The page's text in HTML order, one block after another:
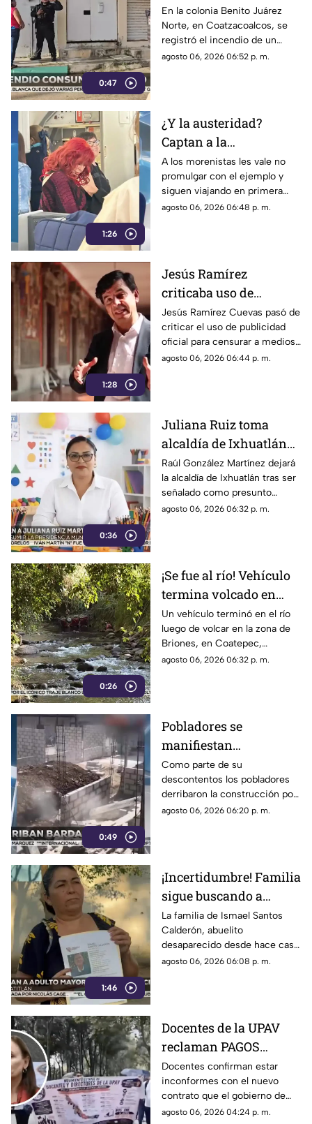
0:47
Coatzacoalcos (+VIDEO)
En la colonia Benito Juárez
Norte, en Coatzacoalcos, se
registró el incendio de un
vehículo, lo que movilizó a
agosto 06, 2026 06:52 p. m.
1:26
¿Y la austeridad?
Captan a la
gobernadora Layda
Sansores viajando en
primera clase a Madrid
A los morenistas les vale no
promulgar con el ejemplo y
siguen viajando en primera
clase a otros países.
agosto 06, 2026 06:48 p. m.
1:28
Jesús Ramírez
criticaba uso de
publicidad oficial para
censurar a medios, hoy
es pieza clave en
estrategia de censura
Jesús Ramírez Cuevas pasó de
criticar el uso de publicidad
oficial para censurar a medios
de comunicación, a ser pieza
agosto 06, 2026 06:44 p. m.
0:36
Juliana Ruiz toma
alcaldía de Ixhuatlán
para que Raúl González
enfrente investigación
por homicidio
Raúl González Martínez dejará
la alcaldía de Ixhuatlán tras ser
señalado como presunto
culpable por el homicidio de la
agosto 06, 2026 06:32 p. m.
0:26
¡Se fue al río! Vehículo
termina volcado en
Coatepec (+VIDEO)
Un vehículo terminó en el río
luego de volcar en la zona de
Briones, en Coatepec,
movilizando a elementos de
agosto 06, 2026 06:32 p. m.
0:49
Pobladores se
manifiestan
DERRIBANDO BARDA
tras desacuerdo con
construcción en
Veracruz [VIDEO]
Como parte de su
descontentos los pobladores
derribaron la construcción por
realizar los trabajos sin
agosto 06, 2026 06:20 p. m.
1:46
¡Incertidumbre! Familia
sigue buscando a
abuelito a casi un mes
de desaparecido en
Veracruz
La familia de Ismael Santos
Calderón, abuelito
desaparecido desde hace casi
un mes en Minatitlán,
agosto 06, 2026 06:08 p. m.
Docentes de la UPAV
reclaman PAGOS
PENDIENTES a Rocío
Nahle
Docentes confirman estar
inconformes con el nuevo
contrato que el gobierno de
Rocío Nahle les está
agosto 06, 2026 04:24 p. m.